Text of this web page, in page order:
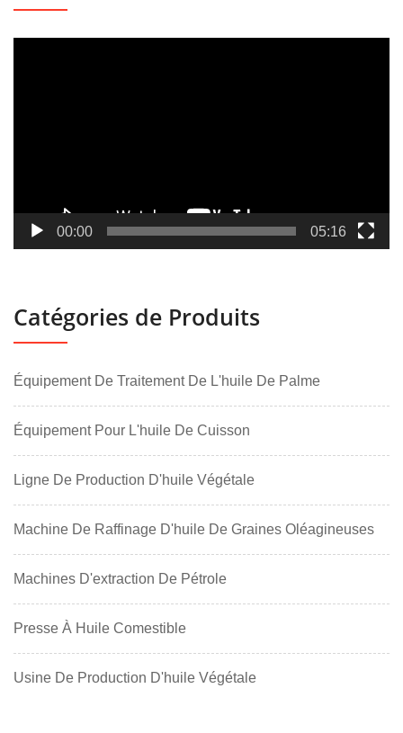
00:00 05:16
Catégories de Produits
Équipement De Traitement De L'huile De Palme
Équipement Pour L'huile De Cuisson
Ligne De Production D'huile Végétale
Machine De Raffinage D'huile De Graines Oléagineuses
Machines D'extraction De Pétrole
Presse À Huile Comestible
Usine De Production D'huile Végétale